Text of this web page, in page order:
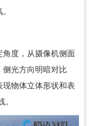
角度，从摄像机侧面
侧光方向明暗对比
物体立体形状和表
。